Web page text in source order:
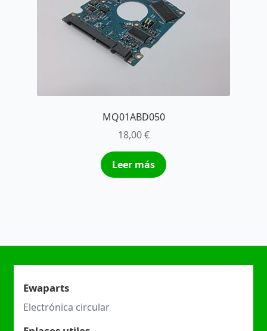
MQ01ABD050
18,00€
Leer más
Ewaparts
Electrónica circular